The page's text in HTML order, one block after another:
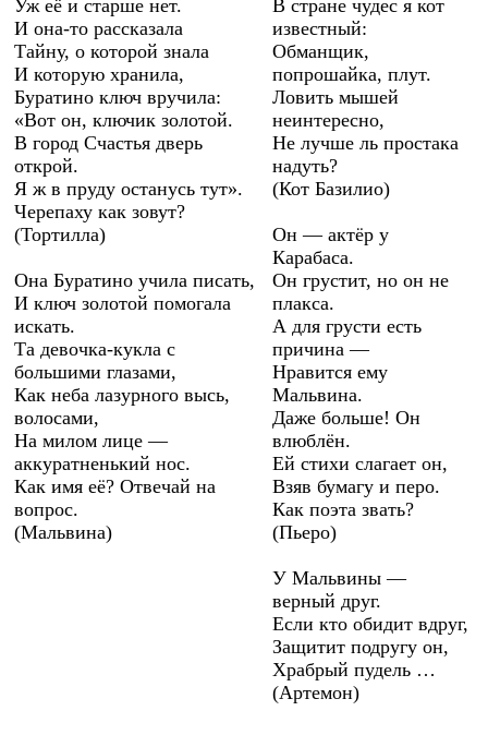
Уж её и старше нет.
И она-то рассказала
Тайну, о которой знала
И которую хранила,
Буратино ключ вручила:
«Вот он, ключик золотой.
В город Счастья дверь
открой.
Я ж в пруду останусь тут».
Черепаху как зовут?
(Тортилла)
Она Буратино учила писать,
И ключ золотой помогала
искать.
Та девочка-кукла с
большими глазами,
Как неба лазурного высь,
волосами,
На милом лице —
аккуратненький нос.
Как имя её? Отвечай на
вопрос.
(Мальвина)
В стране чудес я кот
известный:
Обманщик,
попрошайка, плут.
Ловить мышей
неинтересно,
Не лучше ль простака
надуть?
(Кот Базилио)
Он — актёр у
Карабаса.
Он грустит, но он не
плакса.
А для грусти есть
причина —
Нравится ему
Мальвина.
Даже больше! Он
влюблён.
Ей стихи слагает он,
Взяв бумагу и перо.
Как поэта звать?
(Пьеро)
У Мальвины —
верный друг.
Если кто обидит вдруг,
Защитит подругу он,
Храбрый пудель …
(Артемон)